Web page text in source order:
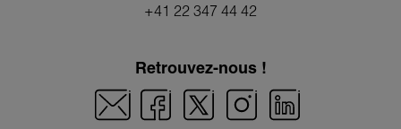
+41 22 347 44 42
Retrouvez-nous !